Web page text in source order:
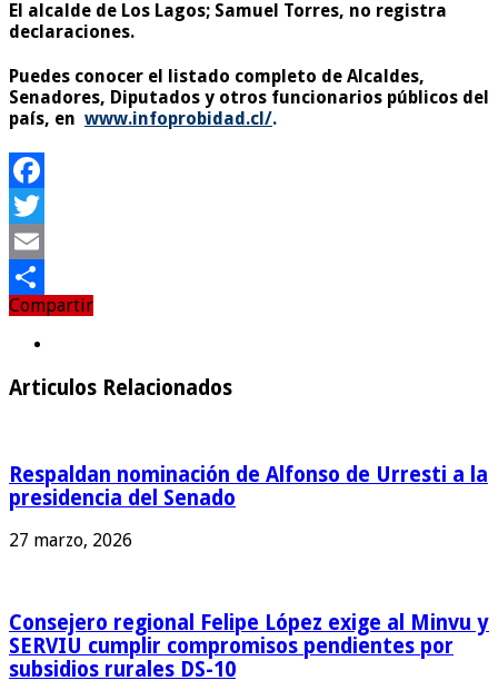
El alcalde de Los Lagos; Samuel Torres, no registra
declaraciones.
Puedes conocer el listado completo de Alcaldes,
Senadores, Diputados y otros funcionarios públicos del
país, en www.infoprobidad.cl/.
Facebook
Twitter
Email
Compartir
Compartir
Articulos Relacionados
Respaldan nominación de Alfonso de Urresti a la
presidencia del Senado
27 marzo, 2026
Consejero regional Felipe López exige al Minvu y
SERVIU cumplir compromisos pendientes por
subsidios rurales DS-10